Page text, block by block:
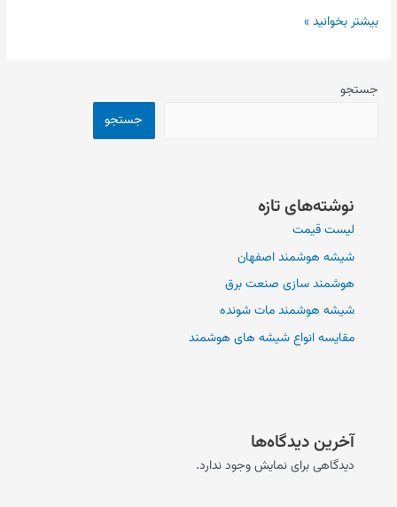
بیشتر بخوانید »
جستجو
جستجو
نوشته‌های تازه
لیست قیمت
شیشه هوشمند اصفهان
هوشمند سازی صنعت برق
شیشه هوشمند مات شونده
مقایسه انواع شیشه های هوشمند
آخرین دیدگاه‌ها
دیدگاهی برای نمایش وجود ندارد.